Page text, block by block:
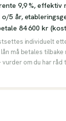
9,9 %, effektiv
5 år,
84 600 kr
individuelt
må betales
om du har råd